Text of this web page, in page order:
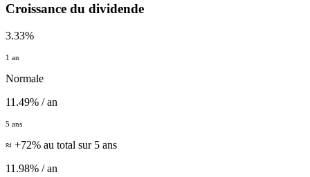
Croissance du dividende
3.33%
1 an
Normale
11.49% / an
5 ans
≈ +72% au total sur 5 ans
11.98% / an